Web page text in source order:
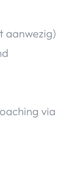
aanwezig)
via